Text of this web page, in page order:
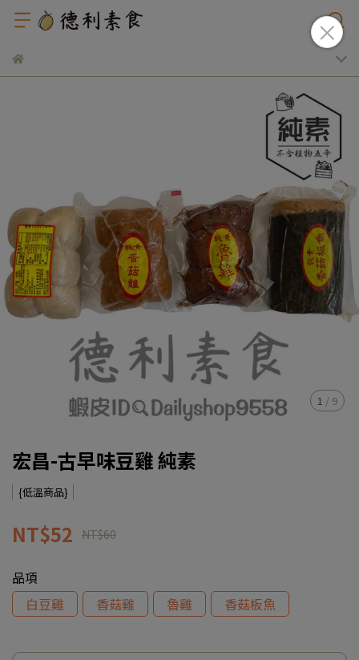
1 / 9
宏昌-古早味豆雞 純素
{低溫商品}
NT$52 NT$60
品項
白豆雞
香菇雞 魯雞 香菇板魚